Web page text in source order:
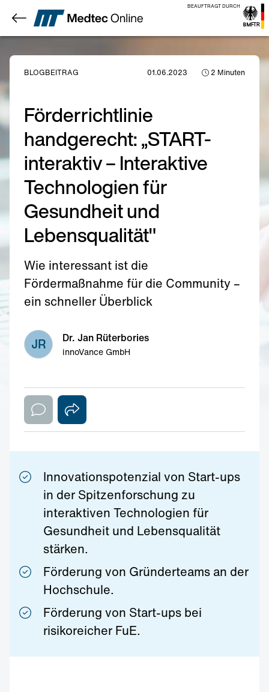
BEAUFTRAGT DURCH
BLOGBEITRAG 01.06.2023 2 Minuten
Förderrichtlinie
handgerecht: „START-
interaktiv – Interaktive
Technologien für
Gesundheit und
Lebensqualität"
Wie interessant ist die
Fördermaßnahme für die Community –
ein schneller Überblick
JR Dr. Jan Rüterbories
innoVance GmbH
Innovationspotenzial von Start-ups
in der Spitzenforschung zu
interaktiven Technologien für
Gesundheit und Lebensqualität
stärken.
Förderung von Gründerteams an der
Hochschule.
Förderung von Start-ups bei
risikoreicher FuE.